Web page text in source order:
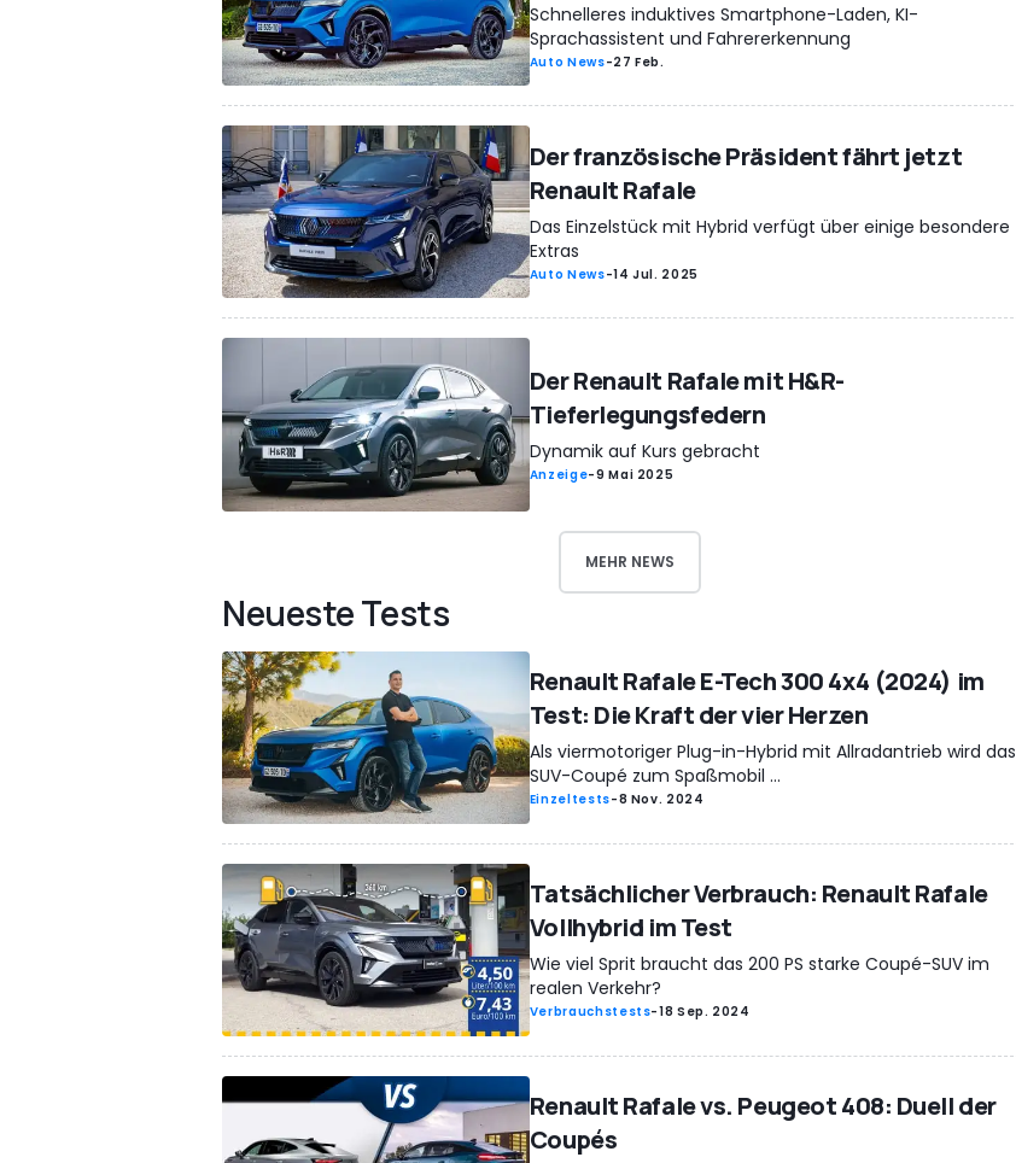
Schnelleres induktives Smartphone-Laden, KI-
Sprachassistent und Fahrererkennung
Auto News-27 Feb.
Der französische Präsident fährt jetzt
Renault Rafale
Das Einzelstück mit Hybrid verfügt über einige besondere
Extras
Auto News-14 Jul. 2025
Der Renault Rafale mit H&R-
Tieferlegungsfedern
Dynamik auf Kurs gebracht
Anzeige-9 Mai 2025
MEHR NEWS
Neueste Tests
Renault Rafale E-Tech 300 4x4 (2024) im
Test: Die Kraft der vier Herzen
Als viermotoriger Plug-in-Hybrid mit Allradantrieb wird das
SUV-Coupé zum Spaßmobil ...
Einzeltests-8 Nov. 2024
Tatsächlicher Verbrauch: Renault Rafale
Vollhybrid im Test
Wie viel Sprit braucht das 200 PS starke Coupé-SUV im
realen Verkehr?
Verbrauchstests-18 Sep. 2024
Renault Rafale vs. Peugeot 408: Duell der
Coupés